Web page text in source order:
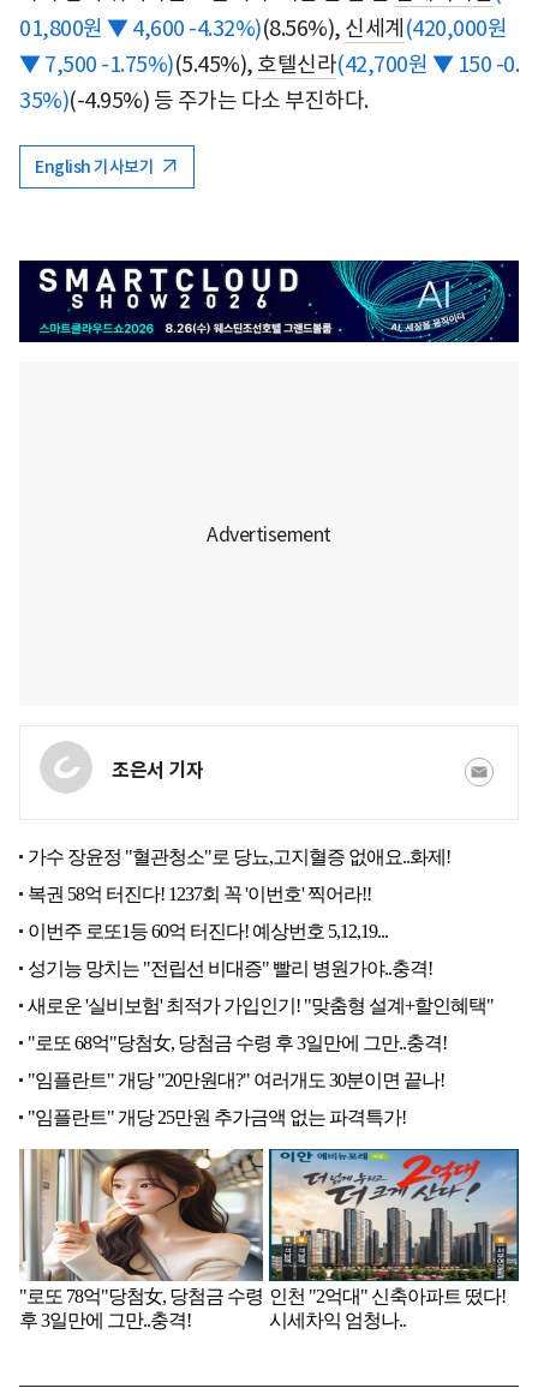
01,800원 ▼ 4,600 -4.32%)(8.56%), 신세계(420,000원
▼ 7,500 -1.75%)(5.45%), 호텔신라(42,700원 ▼ 150 -0.
35%)(-4.95%) 등 주가는 다소 부진하다.
English 기사보기
조은서 기자